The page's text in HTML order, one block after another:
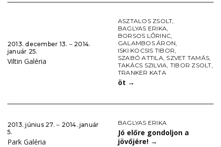
2013. december 13. ‒ 2014.
január 25.
Viltin Galéria
ASZTALOS ZSOLT,
BAGLYAS ERIKA,
BORSOS LŐRINC,
GALAMBOS ÁRON,
ISKI KOCSIS TIBOR,
SZABÓ ATTILA, SZVET TAMÁS,
TAKÁCS SZILVIA, TIBOR ZSOLT,
TRANKER KATA
öt →
2013. június 27. ‒ 2014. január
5.
Park Galéria
BAGLYAS ERIKA
Jó előre gondoljon a
jövőjére! →